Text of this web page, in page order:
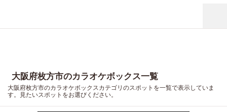
大阪府枚方市のカラオケボックス一覧
大阪府枚方市のカラオケボックスカテゴリのスポットを一覧で表示していま
す。見たいスポットをお選びください。
8
11